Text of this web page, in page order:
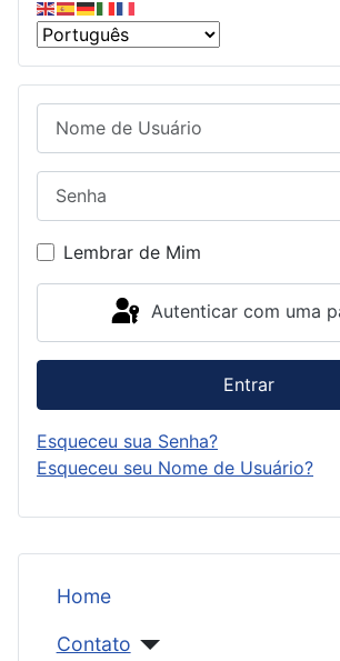
Home
Contato
Nome de Usuário
Lembrar de Mim
Autenticar com uma
Entrar
Esqueceu sua Senha?
Esqueceu seu Nome de Usuário?